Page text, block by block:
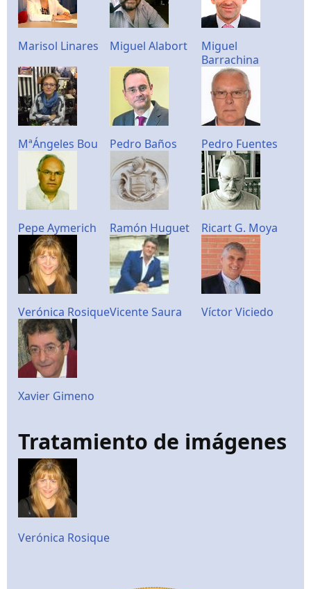
Marisol Linares Miguel Alabort
Miguel
Barrachina
MªÁngeles Bou Pedro Baños Pedro Fuentes
Pepe Aymerich Ramón Huguet Ricart G. Moya
Verónica RosiqueVicente Saura Víctor Viciedo
Xavier Gimeno
Tratamiento de imágenes
Verónica Rosique